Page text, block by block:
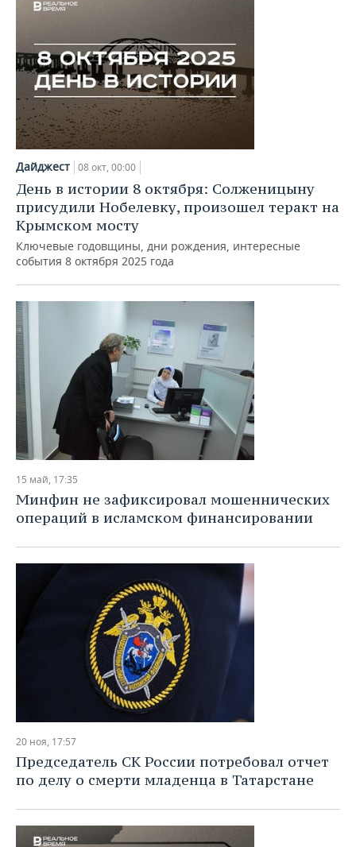
Дайджест 08 окт, 00:00
День в истории 8 октября: Солженицыну
присудили Нобелевку, произошел теракт на
Крымском мосту
Ключевые годовщины, дни рождения, интересные
события 8 октября 2025 года
15 май, 17:35
Минфин не зафиксировал мошеннических
операций в исламском финансировании
20 ноя, 17:57
Председатель СК России потребовал отчет
по делу о смерти младенца в Татарстане